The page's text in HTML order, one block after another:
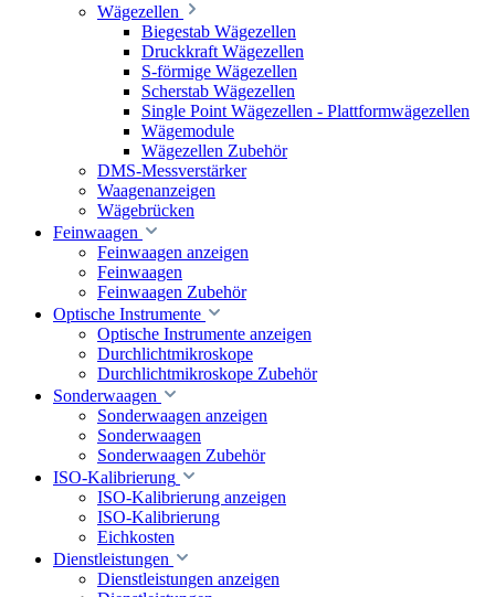
Wägezellen
Biegestab Wägezellen
Druckkraft Wägezellen
S-förmige Wägezellen
Scherstab Wägezellen
Single Point Wägezellen - Plattformwägezellen
Wägemodule
Wägezellen Zubehör
DMS-Messverstärker
Waagenanzeigen
Wägebrücken
Feinwaagen
Feinwaagen anzeigen
Feinwaagen
Feinwaagen Zubehör
Optische Instrumente
Optische Instrumente anzeigen
Durchlichtmikroskope
Durchlichtmikroskope Zubehör
Sonderwaagen
Sonderwaagen anzeigen
Sonderwaagen
Sonderwaagen Zubehör
ISO-Kalibrierung
ISO-Kalibrierung anzeigen
ISO-Kalibrierung
Eichkosten
Dienstleistungen
Dienstleistungen anzeigen